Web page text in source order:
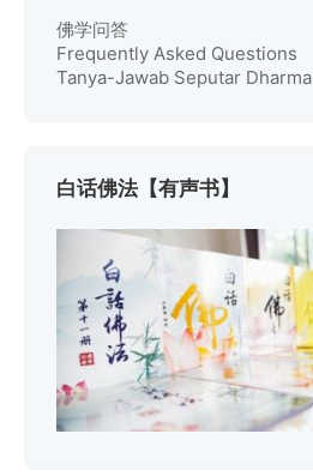
佛学问答
Frequently Asked Questions
Tanya-Jawab Seputar Dharma
白话佛法【有声书】